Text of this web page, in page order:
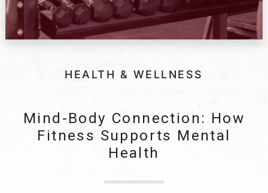
HEALTH & WELLNESS
Mind-Body Connection: How
Fitness Supports Mental
Health